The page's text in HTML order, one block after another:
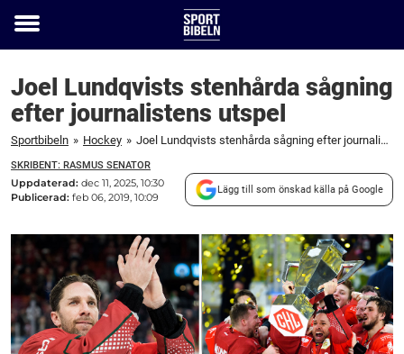
Toggle
Joel Lundqvists stenhårda sågning
efter journalistens utspel
Sportbibeln » Hockey » Joel Lundqvists stenhårda sågning efter journalistens utspel
SKRIBENT: RASMUS SENATOR
Uppdaterad: dec 11, 2025, 10:30
Publicerad: feb 06, 2019, 10:09
Lägg till som önskad källa på Google